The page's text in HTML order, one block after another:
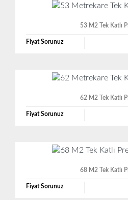
53 M2 Tek Katlı
Fiyat Sorunuz
62 M2 Tek Katlı
Fiyat Sorunuz
68 M2 Tek Katlı
Fiyat Sorunuz